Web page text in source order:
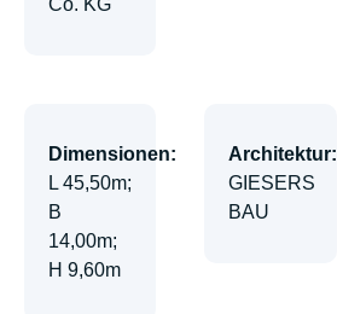
Co. KG
Dimensionen:
L 45,50m;
B
14,00m;
H 9,60m
Architektur:
GIESERS
BAU